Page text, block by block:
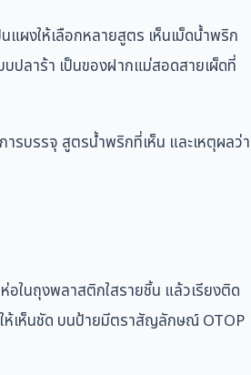
แผงให้เลือกหลายสูตร เห็นเม็ดน้ำพริก
ปลาร้า เป็นของฝากแม่สอดสายเผ็ดที่
รบรรจุ สูตรน้ำพริกที่เห็น และเหตุผลว่า
อในถุงพลาสติกใสรายชิ้น แล้วเรียงติด
ห้เห็นชัด บนป้ายมีตราสัญลักษณ์ OTOP